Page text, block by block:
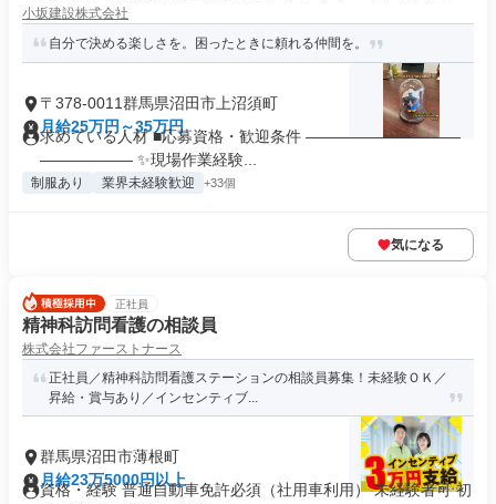
小坂建設株式会社
自分で決める楽しさを。困ったときに頼れる仲間を。
〒378-0011群馬県沼田市上沼須町
月給25万円～35万円
求めている人材 ■応募資格・歓迎条件 ――――――――――
―――――― ✨現場作業経験...
制服あり 業界未経験歓迎 +33個
気になる
正社員
精神科訪問看護の相談員
株式会社ファーストナース
正社員／精神科訪問看護ステーションの相談員募集！未経験ＯＫ／
昇給・賞与あり／インセンティブ...
群馬県沼田市薄根町
月給23万5000円以上
資格・経験 普通自動車免許必須（社用車利用） 未経験者可 初